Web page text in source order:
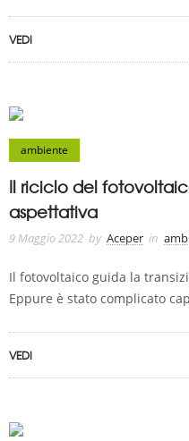
VEDI
ambiente
Il riciclo del
aspettativa
9 Maggio 2022 by Aceper in
Il fotovoltaico guida la
Eppure è stato complicato
VEDI